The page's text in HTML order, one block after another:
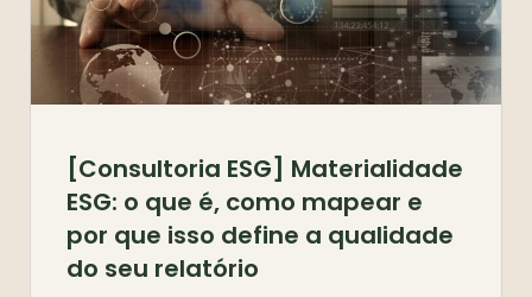
[Consultoria ESG] Materialidade
ESG: o que é, como mapear e
por que isso define a qualidade
do seu relatório